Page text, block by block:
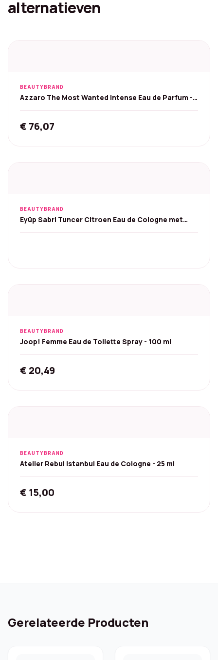
alternatieven
BEAUTYBRAND
Azzaro The Most Wanted Intense Eau de Parfum -
€ 76,07
BEAUTYBRAND
Eyüp Sabri Tuncer Citroen Eau de Cologne met
BEAUTYBRAND
Joop! Femme Eau de Toilette Spray - 100 ml
€ 20,49
BEAUTYBRAND
Atelier Rebul Istanbul Eau de Cologne - 25 ml
€ 15,00
Gerelateerde Producten